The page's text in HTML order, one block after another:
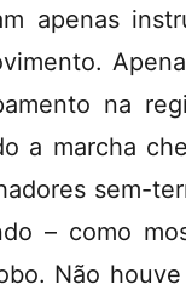
apenas
na
a marcha
sem-
– como
Não